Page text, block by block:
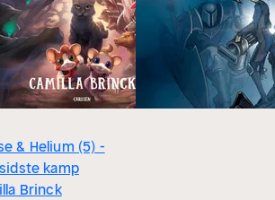
& Helium (5) -
kamp
Brinck